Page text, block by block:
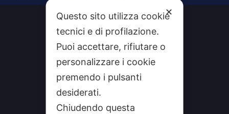
Alternative:
✕
Questo sito utilizza cookie
tecnici e di profilazione.
Puoi accettare, rifiutare o
personalizzare i cookie
premendo i pulsanti
desiderati.
Chiudendo questa